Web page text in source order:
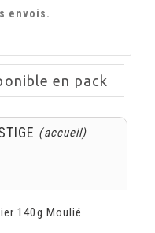
envois.
en pack
(accueil)
140g Moulié